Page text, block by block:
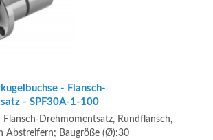
- Flansch-
- SPF30A-1-100
Flansch-Drehmomentsatz, Rundflansch,
Abstreifern; Baugröße (Ø):30